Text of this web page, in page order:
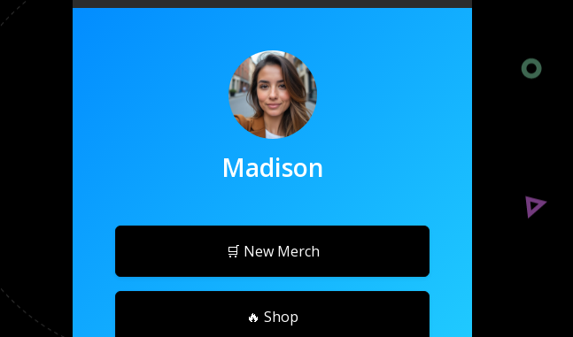
Madison
🛒 New Merch
🔥 Shop